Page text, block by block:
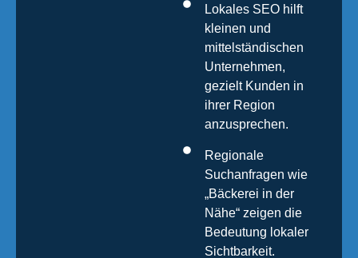
Lokales SEO hilft
kleinen und
mittelständischen
Unternehmen,
gezielt Kunden in
ihrer Region
anzusprechen.
Regionale
Suchanfragen wie
„Bäckerei in der
Nähe“ zeigen die
Bedeutung lokaler
Sichtbarkeit.